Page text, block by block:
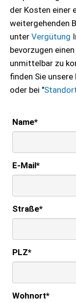
der Kosten einer
weitergehenden
unter Vergütung
bevorzugen
unmittelbar zu
finden Sie
oder bei "
Name*
E-Mail*
Straße*
PLZ*
Wohnort*